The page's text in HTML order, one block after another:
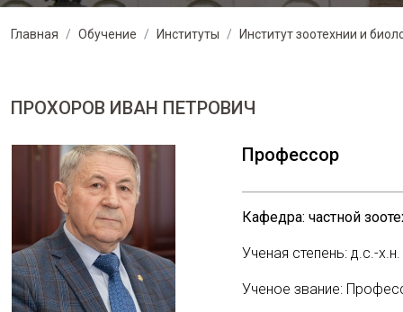
Главная Обучение Институты Институт зоотехнии и
ПРОХОРОВ ИВАН ПЕТРОВИЧ
Профессор
Кафедра: частной
Ученая степень: д.с.-х.н.
Ученое звание: